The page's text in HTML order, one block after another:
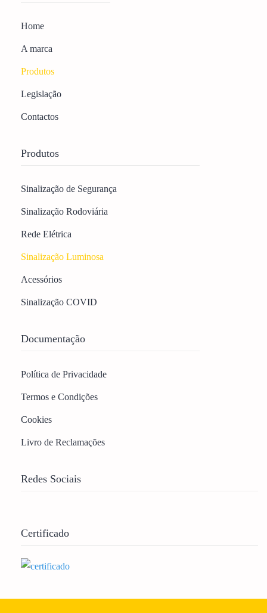
Home
A marca
Produtos
Legislação
Contactos
Produtos
Sinalização de Segurança
Sinalização Rodoviária
Rede Elétrica
Sinalização Luminosa
Acessórios
Sinalização COVID
Documentação
Política de Privacidade
Termos e Condições
Cookies
Livro de Reclamações
Redes Sociais
Certificado